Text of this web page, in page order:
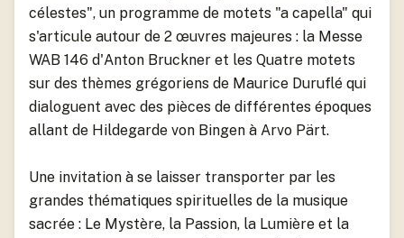
Projets et réalisation
Déneigement
Séniors
Services
Sports, Culture et assocations
Transports
Restaurant scolaire
célestes", un programme de motets "a capella" qui
s'articule autour de 2 œuvres majeures : la Messe
WAB 146 d'Anton Bruckner et les Quatre motets
sur des thèmes grégoriens de Maurice Duruflé qui
dialoguent avec des pièces de différentes époques
allant de Hildegarde von Bingen à Arvo Pärt.
Une invitation à se laisser transporter par les
grandes thématiques spirituelles de la musique
sacrée : Le Mystère, la Passion, la Lumière et la